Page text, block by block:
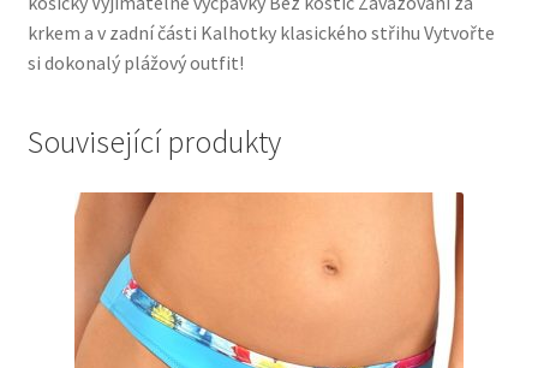
krkem a v zadní části Kalhotky klasického střihu Vytvořte
si dokonalý plážový outfit!
Související produkty